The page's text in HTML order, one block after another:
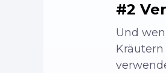
#2
Und